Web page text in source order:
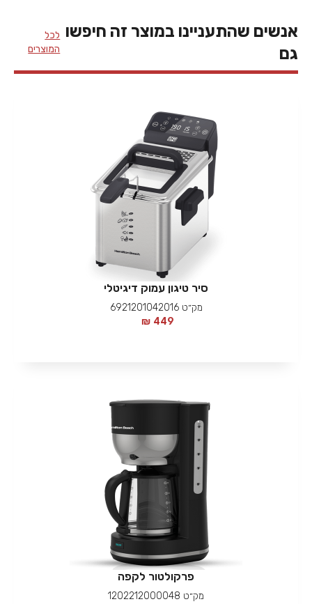
אנשים שהתעניינו במוצר זה חיפשו
גם
לכל
המוצרים
סיר טיגון עמוק דיגיטלי
מק״ט 6921201042016
449
₪
פרקולטור לקפה
מק״ט 1202212000048